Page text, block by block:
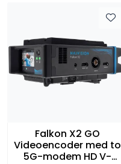
Falkon X2 GO
Videoencoder med to
5G-modem HD V-